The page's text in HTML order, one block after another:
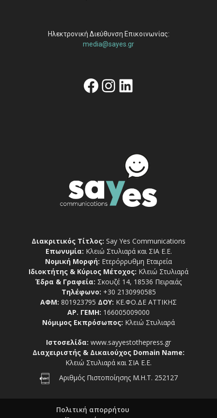
Ηλεκτρονική Διεύθυνση Επικοινωνίας:
media@sayes.gr
Facebook
Instagram
Linkedin
Διακριτικός Τίτλος: Say Yes Communications
Επωνυμία: Κλειώ Στυλιαρά και ΣΙΑ Ε.Ε.
Νομική Μορφή: Ετερόρρυθμη Εταιρεία
Ιδιοκτήτης & Κύριος Μέτοχος: Κλειώ Στυλιαρά
Έδρα & Γραφεία: Σκουζέ 14, 18536 Πειραιάς
Τηλέφωνο: +30 2130990585
ΑΦΜ: 801923795 ΔΟΥ: ΚΕ.ΦΟ.ΔΕ ΑΤΤΙΚΗΣ
ΑΡ. ΓΕΜΗ: 166005009000
Νόμιμος Εκπρόσωπος: Κλειώ Στυλιαρά
Ιστοσελίδα: www.sayyestothepress.gr
Διαχειριστής & Δικαιούχος Domain Name:
Κλειώ Στυλιαρά και ΣΙΑ Ε.Ε.
Αριθμός Πιστοποίησης Μ.Η.Τ. 252127
Πολιτική απορρήτου